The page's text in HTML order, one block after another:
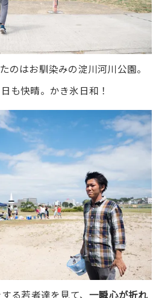
のはお馴染みの淀川河川公園。
も快晴。かき氷日和！
る若者達を見て、一瞬心が折れ